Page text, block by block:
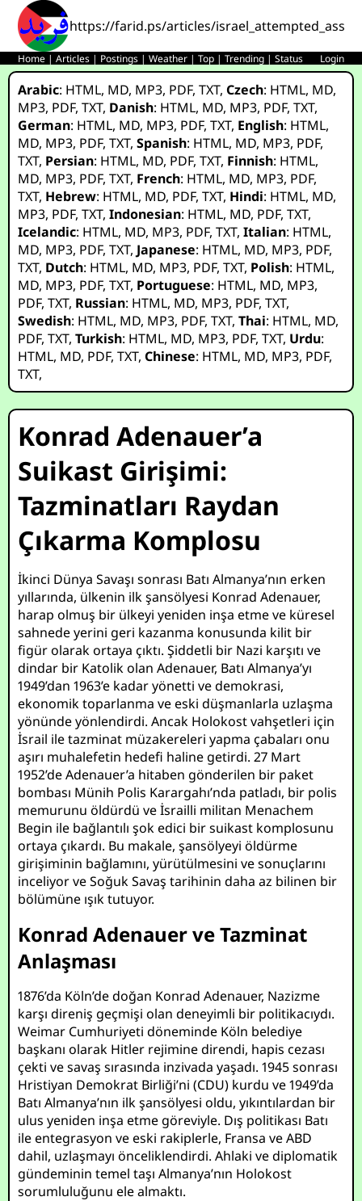
https://farid.ps/articles/
Home |Articles | Postings |Weather |Top |Trending |Status Login
Arabic: HTML, MD, MP3, PDF,TXT,Czech: HTML, MD,
MP3, PDF,TXT, Danish: HTML, MD, MP3, PDF,TXT,
German: HTML, MD, MP3, PDF,TXT, English: HTML,
MD, MP3, PDF,TXT,Spanish: HTML, MD, MP3, PDF,
TXT, Persian: HTML, MD, PDF,TXT, Finnish: HTML,
MD, MP3, PDF,TXT, French: HTML, MD, MP3, PDF,
TXT, Hebrew: HTML, MD, PDF,TXT, Hindi: HTML, MD,
MP3, PDF,TXT,Indonesian: HTML, MD, PDF,TXT,
Icelandic: HTML, MD, MP3, PDF,TXT,Italian: HTML,
MD, MP3, PDF,TXT, Japanese: HTML, MD, MP3, PDF,
TXT, Dutch: HTML, MD, MP3, PDF,TXT, Polish: HTML,
MD, MP3, PDF,TXT, Portuguese: HTML, MD, MP3,
PDF,TXT, Russian: HTML, MD, MP3, PDF,TXT,
Swedish: HTML, MD, MP3, PDF,TXT,Thai: HTML, MD,
PDF,TXT,Turkish: HTML, MD, MP3, PDF,TXT, Urdu:
HTML, MD, PDF,TXT,Chinese: HTML, MD, MP3, PDF,
TXT,
Konrad Adenauer’a
Suikast Girişimi:
Tazminatları Raydan
Çıkarma Komplosu
İkinci Dünya Savaşı sonrası Batı Almanya’nın erken
yıllarında, ülkenin ilk şansölyesi Konrad Adenauer,
harap olmuş bir ülkeyi yeniden inşa etme ve küresel
sahnede yerini geri kazanma konusunda kilit bir
figür olarak ortaya çıktı. Şiddetli bir Nazi karşıtı ve
dindar bir Katolik olan Adenauer, Batı Almanya’yı
1949’dan 1963’e kadar yönetti ve demokrasi,
ekonomik toparlanma ve eski düşmanlarla uzlaşma
yönünde yönlendirdi. Ancak Holokost vahşetleri için
İsrail ile tazminat müzakereleri yapma çabaları onu
aşırı muhalefetin hedefi haline getirdi. 27 Mart
1952’de Adenauer’a hitaben gönderilen bir paket
bombası Münih Polis Karargahı’nda patladı, bir polis
memurunu öldürdü ve İsrailli militan Menachem
Begin ile bağlantılı şok edici bir suikast komplosunu
ortaya çıkardı. Bu makale, şansölyeyi öldürme
girişiminin bağlamını, yürütülmesini ve sonuçlarını
inceliyor ve Soğuk Savaş tarihinin daha az bilinen bir
bölümüne ışık tutuyor.
Konrad Adenauer ve Tazminat
Anlaşması
1876’da Köln’de doğan Konrad Adenauer, Nazizme
karşı direniş geçmişi olan deneyimli bir politikacıydı.
Weimar Cumhuriyeti döneminde Köln belediye
başkanı olarak Hitler rejimine direndi, hapis cezası
çekti ve savaş sırasında inzivada yaşadı. 1945 sonrası
Hristiyan Demokrat Birliği’ni (CDU) kurdu ve 1949’da
Batı Almanya’nın ilk şansölyesi oldu, yıkıntılardan bir
ulus yeniden inşa etme göreviyle. Dış politikası Batı
ile entegrasyon ve eski rakiplerle, Fransa ve ABD
dahil, uzlaşmayı önceliklendirdi. Ahlaki ve diplomatik
gündeminin temel taşı Almanya’nın Holokost
sorumluluğunu ele almaktı.